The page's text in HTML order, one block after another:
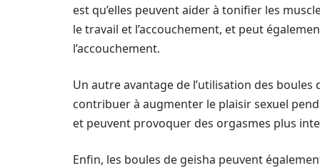
est qu’elles peuvent aider à tonifier les
le travail et l’accouchement, et peut
l’accouchement.
Un autre avantage de l’utilisation des boules
contribuer à augmenter le plaisir sexuel
et peuvent provoquer des orgasmes plus
Enfin, les boules de geisha peuvent